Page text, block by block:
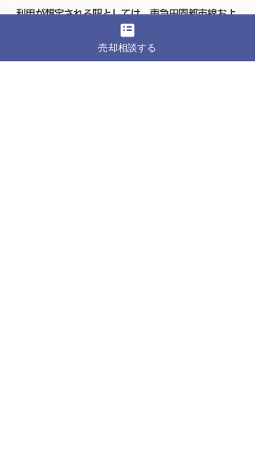
利用が想定される駅としては、東急田園都市線およ
び世田谷線の三軒茶屋駅が生活圏に入り、渋谷方面
や都心主要エリアへのアクセスを比較的分かりやす
く描ける点が大きな特徴です。田園都市線は都心と
売却相談する